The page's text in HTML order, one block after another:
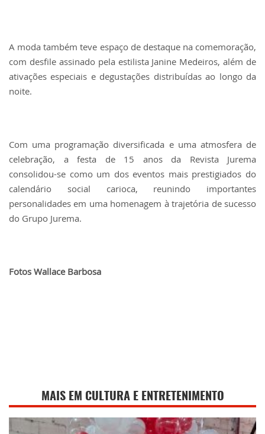
A moda também teve espaço de destaque na comemoração,
com desfile assinado pela estilista Janine Medeiros, além de
ativações especiais e degustações distribuídas ao longo da
noite.
Com uma programação diversificada e uma atmosfera de
celebração, a festa de 15 anos da Revista Jurema
consolidou-se como um dos eventos mais prestigiados do
calendário social carioca, reunindo importantes
personalidades em uma homenagem à trajetória de sucesso
do Grupo Jurema.
Fotos Wallace Barbosa
MAIS EM CULTURA E ENTRETENIMENTO